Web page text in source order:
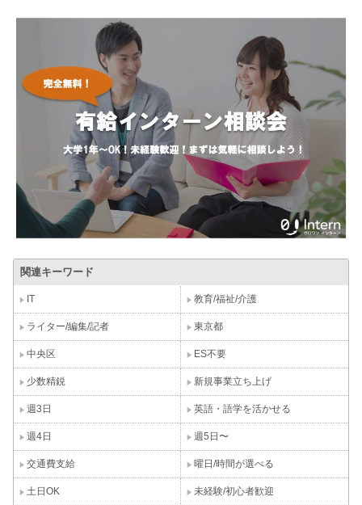
関連キーワード
IT 教育/福祉/介護
ライター/編集/記者 東京都
中央区 ES不要
少数精鋭 新規事業立ち上げ
週3日 英語・語学を活かせる
週4日 週5日〜
交通費支給 曜日/時間が選べる
土日OK 未経験/初心者歓迎